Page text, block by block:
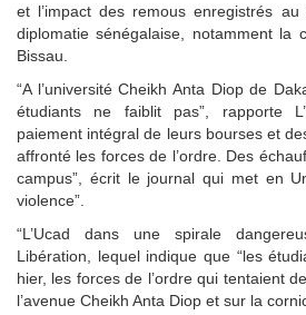
et l’impact des remous enregistrés
diplomatie sénégalaise, notamment la
Bissau.
“A l’université Cheikh Anta Diop de
étudiants ne faiblit pas”, rapporte
paiement intégral de leurs bourses et
affronté les forces de l’ordre. Des
campus”, écrit le journal qui met en
violence”.
“L’Ucad dans une spirale
Libération, lequel indique que “les
hier, les forces de l’ordre qui tentaient
l’avenue Cheikh Anta Diop et sur la